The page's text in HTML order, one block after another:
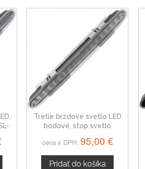
Tretie brzdové svetlo LED
bodové, stop svetlo
cena s DPH: 95,00 €
Pridať do košíka